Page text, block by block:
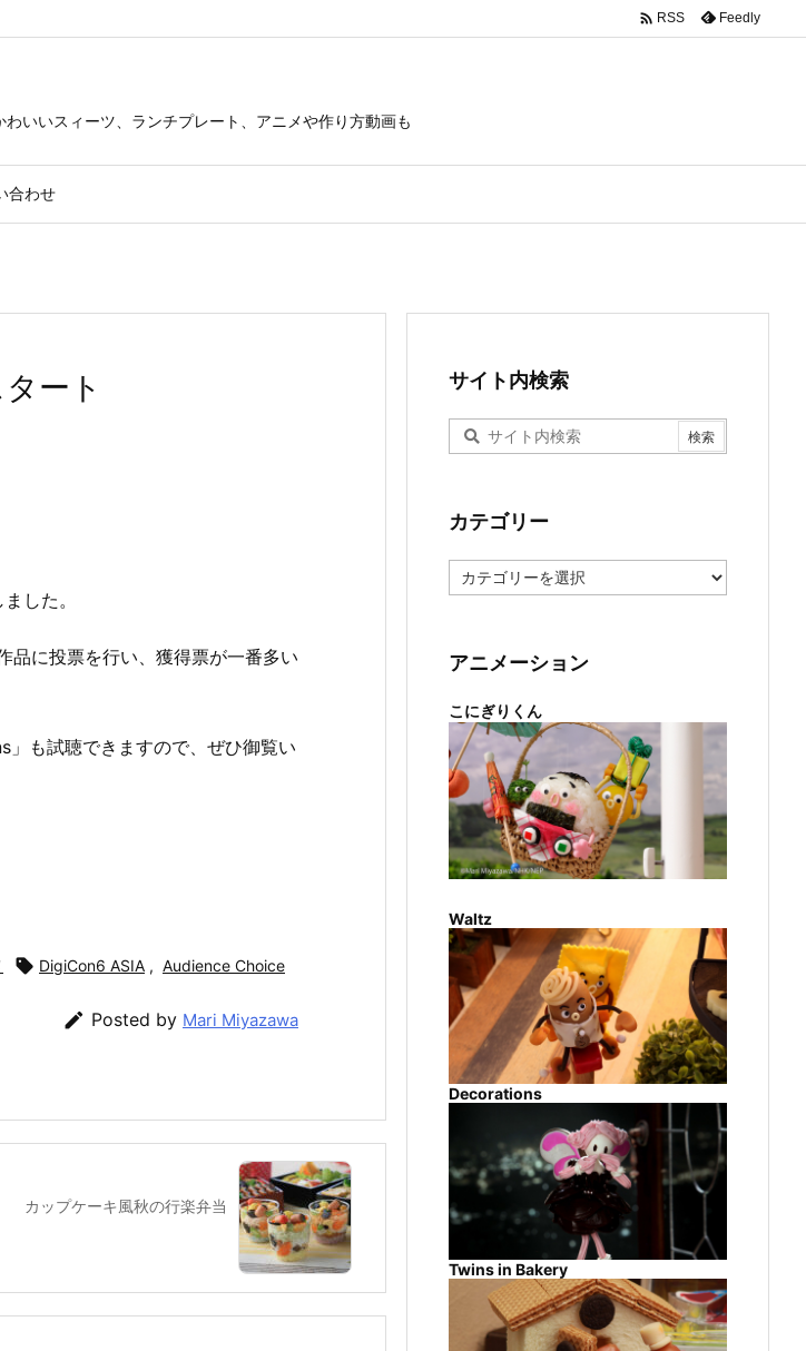
いいスィーツ、ランチプレート、アニメや作り方動画も
合わせ
 RSS Feedly
ート
した。
に投票を行い、獲得票が一番多い
も試聴できますので、ぜひ御覧い
 DigiCon6 ASIA , Audience Choice
 Posted by Mari Miyazawa
カップケーキ風秋の行楽弁当
サイト内検索
カテゴリー
テ
ー
アニメーション
こにぎりくん
Waltz
Decorations
Twins in Bakery